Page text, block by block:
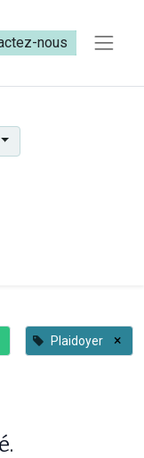
nous​​
Plaidoyer ×